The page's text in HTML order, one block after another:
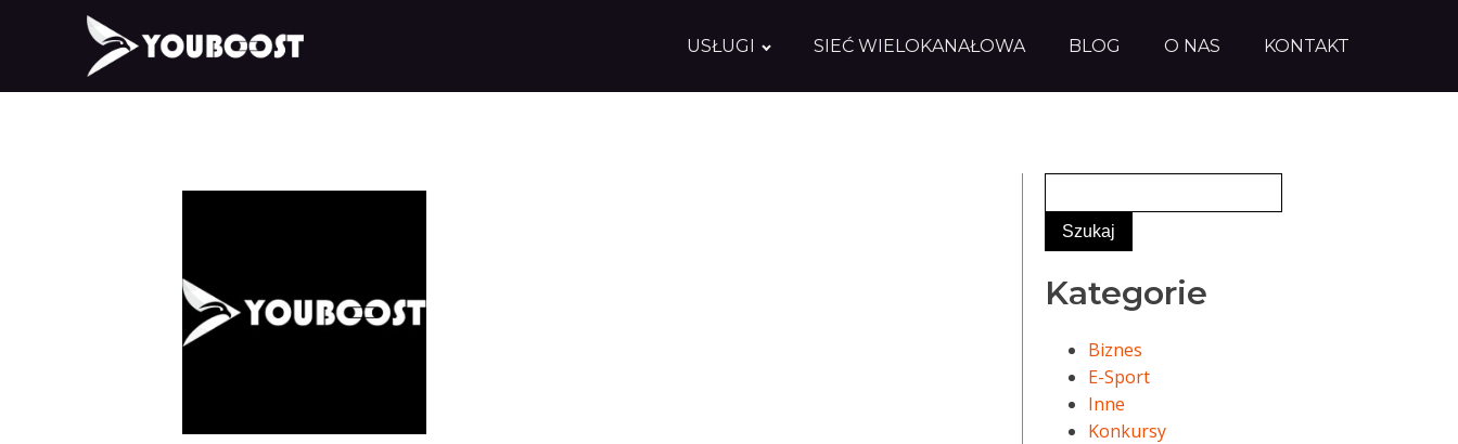
USŁUGI SIEĆ WIELOKANAŁOWA BLOG O NAS KONTAKT
Kategorie
Biznes
E-Sport
Inne
Konkursy